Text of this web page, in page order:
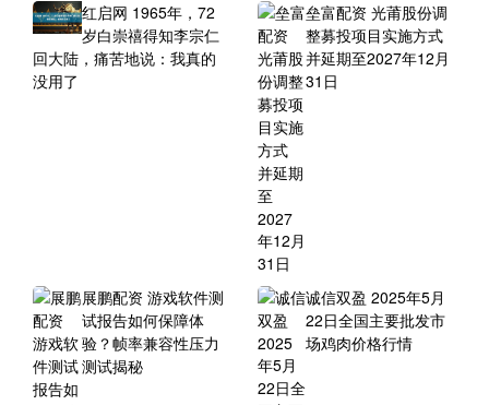
红启网 1965年，72
岁白崇禧得知李宗仁
回大陆，痛苦地说：我真的
没用了
垒富配资 光莆股份调
整募投项目实施方式
并延期至2027年12月
31日
展鹏配资 游戏软件测
试报告如何保障体
验？帧率兼容性压力
测试揭秘
诚信双盈 2025年5月
22日全国主要批发市
场鸡肉价格行情